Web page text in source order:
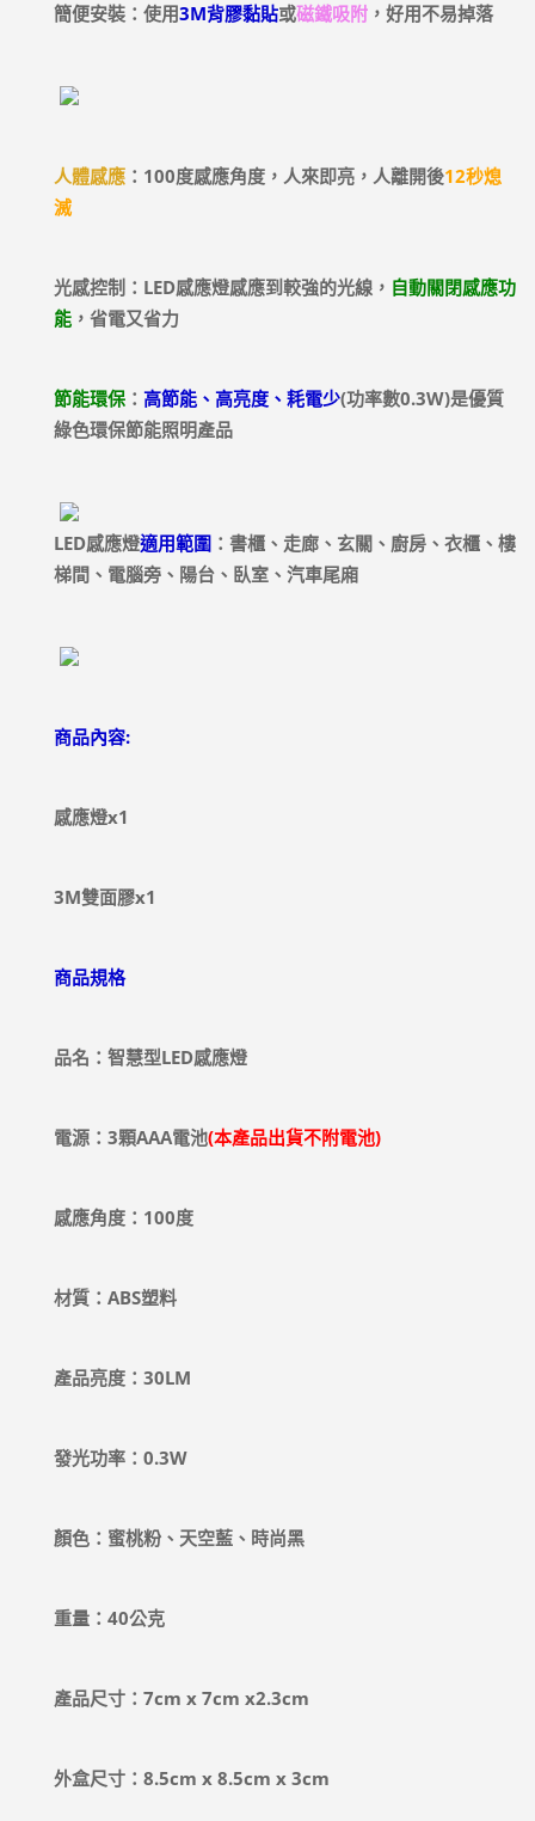
簡便安裝：使用3M背膠黏貼或磁鐵吸附，好用不易掉落
人體感應：100度感應角度，人來即亮，人離開後12秒熄
滅
光感控制： LED感應燈感應到較強的光線， 自動關閉感應功
能，省電又省力
節能環保： 高節能、高亮度、耗電少(功率數0.3W)是優質
綠色環保節能照明產品
LED感應燈適用範圍：書櫃、走廊、玄關、廚房、衣櫃、樓
梯間、電腦旁、陽台、臥室、汽車尾廂
商品內容:
感應燈x1
3M雙面膠x1
商品規格
品名：智慧型LED感應燈
電源：3顆AAA電池(本產品出貨不附電池)
感應角度：100度
材質：ABS塑料
產品亮度：30LM
發光功率：0.3W
顏色：蜜桃粉、天空藍、時尚黑
重量：40公克
產品尺寸：7cm x 7cm x2.3cm
外盒尺寸：8.5cm x 8.5cm x 3cm